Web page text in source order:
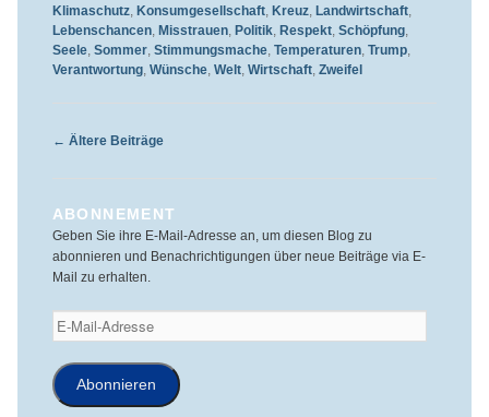
Klimaschutz, Konsumgesellschaft, Kreuz, Landwirtschaft,
Lebenschancen, Misstrauen, Politik, Respekt, Schöpfung,
Seele, Sommer, Stimmungsmache, Temperaturen, Trump,
Verantwortung, Wünsche, Welt, Wirtschaft, Zweifel
Beitragsnavigation
← Ältere Beiträge
ABONNEMENT
Geben Sie ihre E-Mail-Adresse an, um diesen Blog zu
abonnieren und Benachrichtigungen über neue Beiträge via E-
Mail zu erhalten.
E-
Mail-
Adresse
Abonnieren